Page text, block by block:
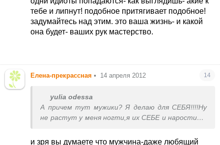
тебе и липнут! подобное притягивает подобное!
задумайтесь над этим. это ваша жизнь- и какой
она будет- ваших рук мастерство.
Елена-прекрассная • 14 апреля 2012 14
yulia odessa
А причем тут мужики? Я делаю для СЕБЯ!!!!Ну
не растут у меня ногти,я их СЕБЕ и наростила.
мне - сначала накрась,вечером сотри! А если вам
и зря вы думаете что мужчина-даже любящий